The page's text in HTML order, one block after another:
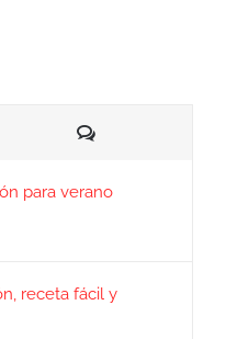
Comentarios
para verano
receta fácil y